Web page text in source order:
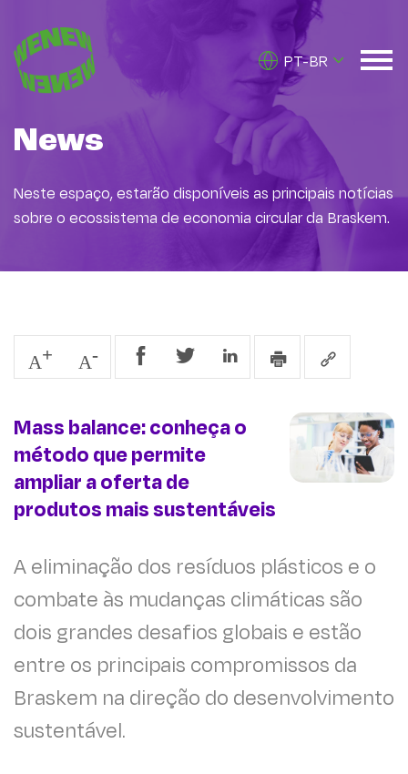
PT-BR
News
Neste espaço, estarão disponíveis as principais notícias
sobre o ecossistema de economia circular da Braskem.
A A
Mass balance: conheça o
método que permite
ampliar a oferta de
produtos mais sustentáveis
A eliminação dos resíduos plásticos e o
combate às mudanças climáticas são
dois grandes desafios globais e estão
entre os principais compromissos da
Braskem na direção do desenvolvimento
sustentável.